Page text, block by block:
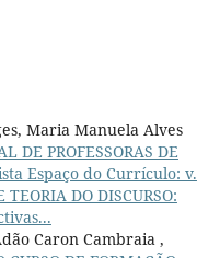
Maria Manuela Alves
DE PROFESSORAS DE
Espaço do Currículo: v.
DO DISCURSO:
Caron Cambraia ,